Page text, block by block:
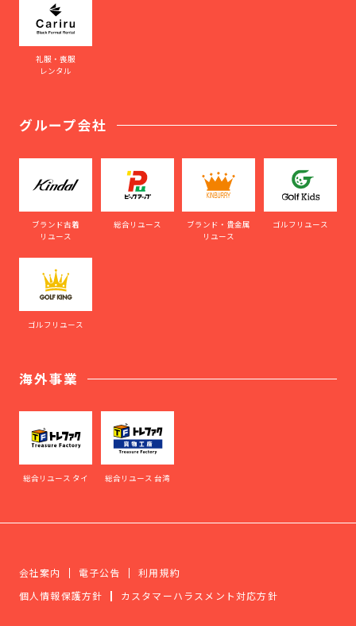
礼服・喪服
レンタル
グループ会社
ブランド古着
リユース
総合リユース
ブランド・貴金属
リユース
ゴルフリユース
ゴルフリユース
海外事業
総合リユース タイ 総合リユース 台湾
会社案内 電子公告
利用規約
個人情報保護方針
カスタマーハラスメント対応方針